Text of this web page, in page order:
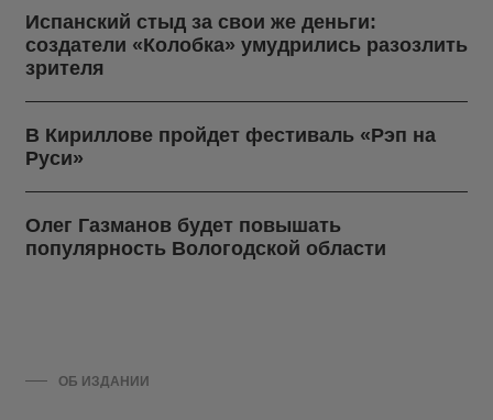
Испанский стыд за свои же деньги:
создатели «Колобка» умудрились разозлить
зрителя
В Кириллове пройдет фестиваль «Рэп на
Руси»
Олег Газманов будет повышать
популярность Вологодской области
ОБ ИЗДАНИИ